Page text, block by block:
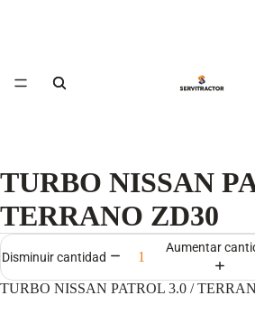
TURBO NISSAN
TERRANO ZD30
Disminuir cantidad
Aumentar
TURBO NISSAN PATROL 3.0 /